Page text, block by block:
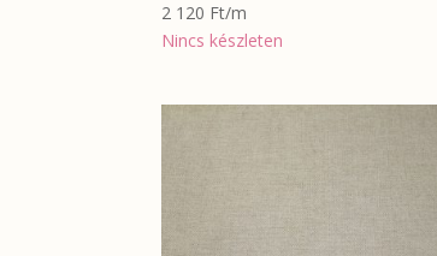
2 120 Ft/m
Nincs készleten